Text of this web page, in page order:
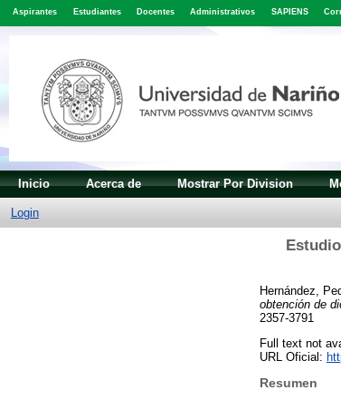
Aspirantes Estudiantes Docentes Administrativos SAPIENS
Inicio Acerca de Mostrar Por Division
Login
Hernández,
obtención de
2357-3791
Full text not
URL Oficial:
Resumen